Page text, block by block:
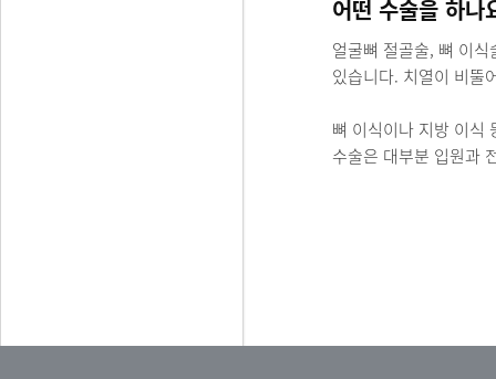
어떤 수술을 하나
얼굴뼈 절골술, 뼈 이
있습니다. 치열이 비뚤
뼈 이식이나 지방 이식
수술은 대부분 입원과